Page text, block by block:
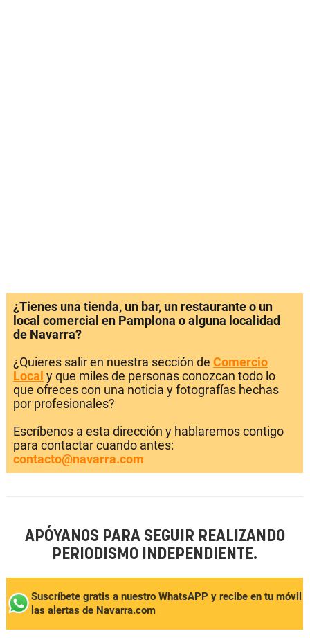
¿Tienes una tienda, un bar, un restaurante o un
local comercial en Pamplona o alguna localidad
de Navarra?
¿Quieres salir en nuestra sección de Comercio
Local y que miles de personas conozcan todo lo
que ofreces con una noticia y fotografías hechas
por profesionales?
Escríbenos a esta dirección y hablaremos contigo
para contactar cuando antes:
contacto@navarra.com
APÓYANOS PARA SEGUIR REALIZANDO
PERIODISMO INDEPENDIENTE.
Suscríbete gratis a nuestro WhatsAPP y recibe en tu móvil
las alertas de Navarra.com